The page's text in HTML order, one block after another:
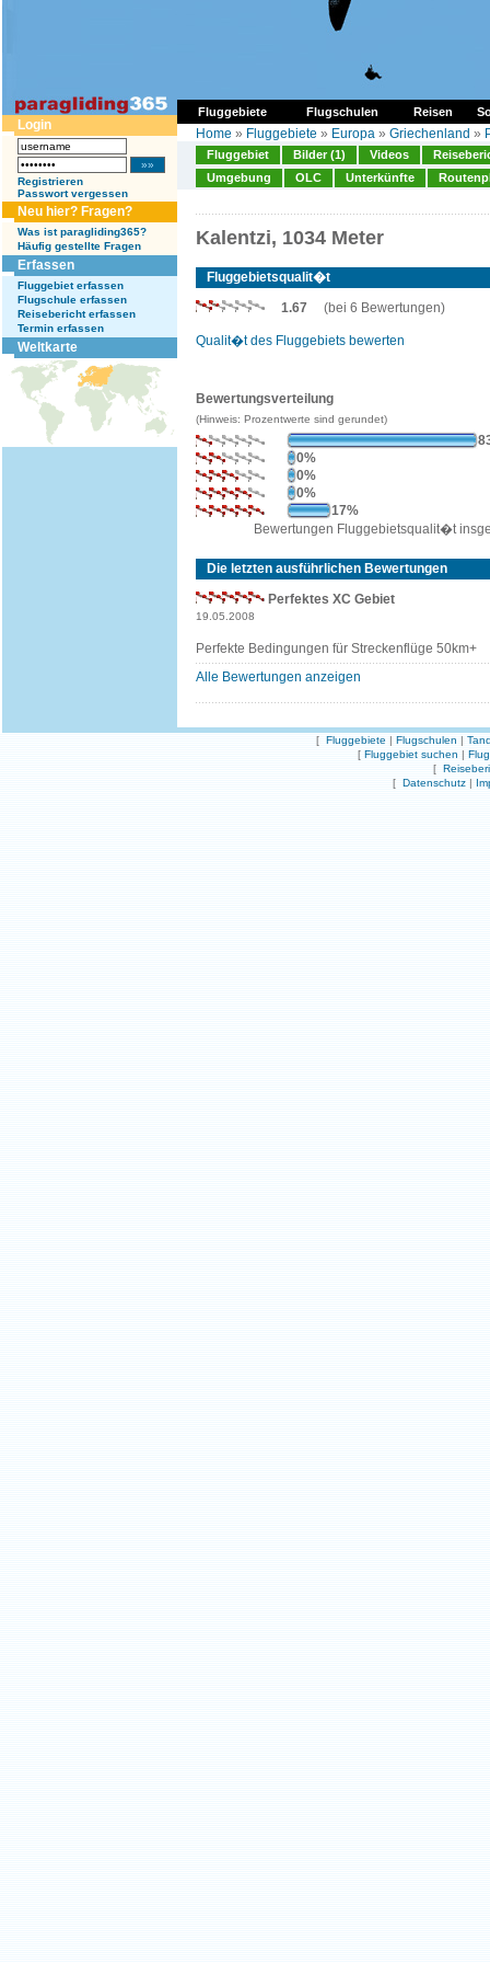
Fluggebiete Flugschulen Reisen
Login
Registrieren
Passwort vergessen
Neu hier? Fragen?
Was ist paragliding365?
Häufig gestellte Fragen
Erfassen
Fluggebiet erfassen
Flugschule erfassen
Reisebericht erfassen
Termin erfassen
Weltkarte
Home » Fluggebiete » Europa » Griechenland »
Fluggebiet Bilder (1) Videos
Umgebung
OLC Unterkünfte
Kalentzi, 1034 Meter
Fluggebietsqualit�t
1.67 (bei 6 Bewertungen)
Qualit�t des Fluggebiets bewerten
Bewertungsverteilung
(Hinweis: Prozentwerte sind gerundet)
0%
0%
0%
17%
Bewertungen Fluggebietsqualit�t
Die letzten ausführlichen Bewertungen
Perfektes XC Gebiet
19.05.2008
Perfekte Bedingungen für Streckenflüge 50km+
Alle Bewertungen anzeigen
[ Fluggebiete | Flugschulen |
[ Fluggebiet suchen |
[
[ Datenschutz |